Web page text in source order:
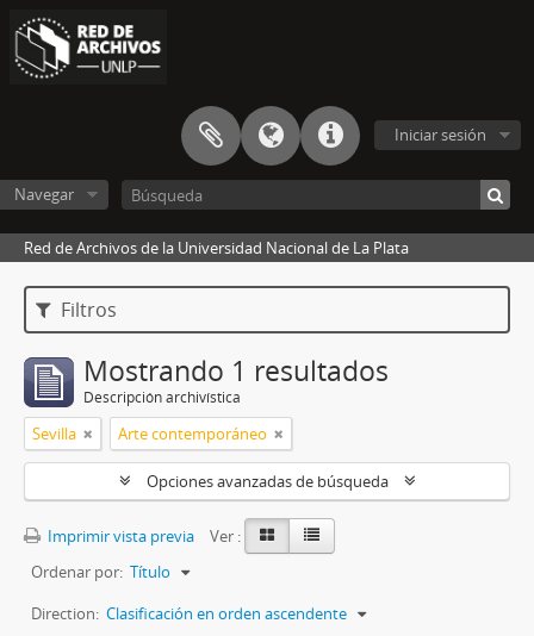
Iniciar sesión
Navegar
Red de Archivos de la Universidad Nacional de La Plata
Filtros
Mostrando 1 resultados
Descripción archivística
Sevilla Arte contemporáneo
Opciones avanzadas de búsqueda
Imprimir vista previa
Ver :
Ordenar por: Título
Direction: Clasificación en orden ascendente